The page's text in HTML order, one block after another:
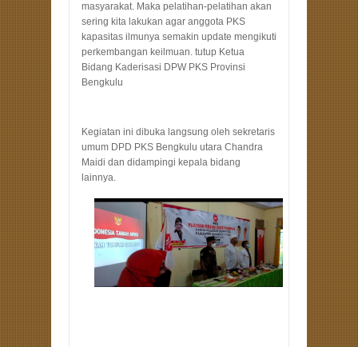
masyarakat. Maka pelatihan-pelatihan akan
sering kita lakukan agar anggota PKS
kapasitas ilmunya semakin update mengikuti
perkembangan keilmuan. tutup Ketua
Bidang Kaderisasi DPW PKS Provinsi
Bengkulu
Kegiatan ini dibuka langsung oleh sekretaris
umum DPD PKS Bengkulu utara Chandra
Maidi dan didampingi kepala bidang
lainnya.